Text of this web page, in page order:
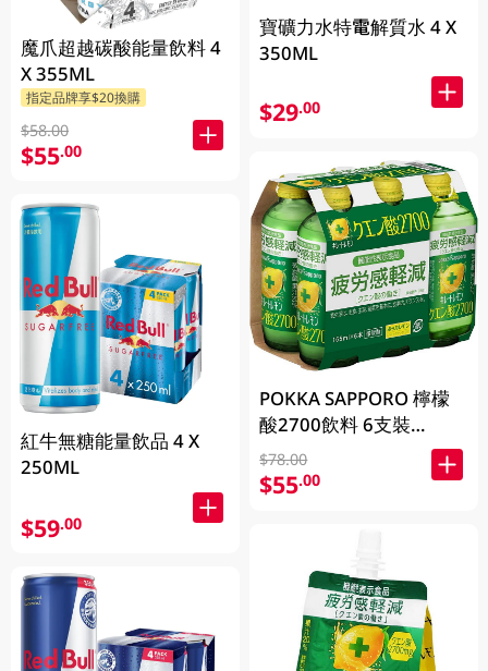
魔爪超越碳酸能量飲料 4
X 355ML
指定品牌享$20換購
$58.00
$55.00
紅牛無糖能量飲品 4 X
250ML
$59.00
寶礦力水特電解質水 4 X
350ML
$29.00
POKKA SAPPORO 檸檬
酸2700飲料 6支裝
155ML
$78.00
$55.00